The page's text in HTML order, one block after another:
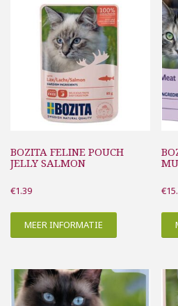
BOZITA FELINE POUCH
JELLY SALMON
€1.39
MEER INFORMATIE
€